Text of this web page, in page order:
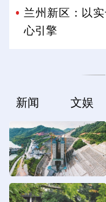
兰州新区：以
心引擎
新闻 文娱